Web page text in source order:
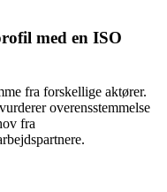
med en ISO
fra forskellige aktører.
overensstemmelse
fra